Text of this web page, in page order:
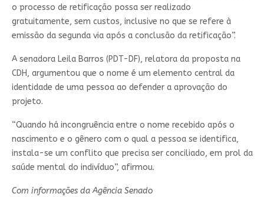
o processo de retificação possa ser realizado
gratuitamente, sem custos, inclusive no que se refere à
emissão da segunda via após a conclusão da retificação”.
A senadora Leila Barros (PDT-DF), relatora da proposta na
CDH, argumentou que o nome é um elemento central da
identidade de uma pessoa ao defender a aprovação do
projeto.
“Quando há incongruência entre o nome recebido após o
nascimento e o gênero com o qual a pessoa se identifica,
instala-se um conflito que precisa ser conciliado, em prol da
saúde mental do indivíduo”, afirmou.
Com informações da Agência Senado